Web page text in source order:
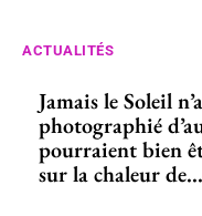
ACTUALITÉS
Jamais le Soleil
photographié
pourraient bien
sur la chaleur de...